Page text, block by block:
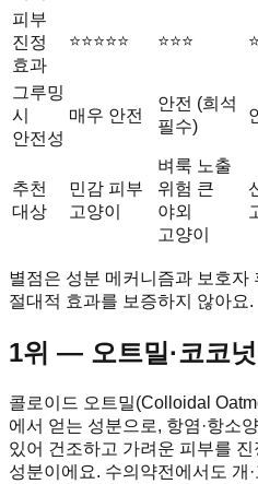
피부
진정
효과
⭐⭐⭐⭐⭐ ⭐⭐⭐
그루밍
시
안전성
매우 안전
안전 (희석
필수)
추천
대상
민감 피부
고양이
벼룩 노출
위험 큰
야외
고양이
별점은 성분 메커니즘과 보호자
절대적 효과를 보증하지 않아요.
1위 — 오트밀·코코
콜로이드 오트밀(Colloidal
에서 얻는 성분으로, 항염·항소
있어 건조하고 가려운 피부를
성분이에요. 수의약전에서도 개